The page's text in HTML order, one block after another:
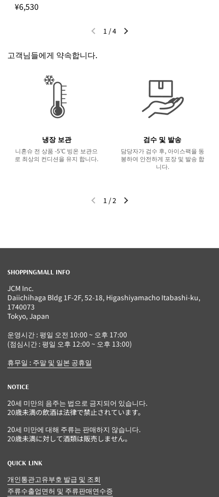
¥6,530
이전 슬라이드다음 슬라이드
1 /4
고객님들에게 약속합니다.
냉장 보관
니혼슈 전 상품 -5℃ 빙온 보관으
로 최상의 컨디션을 유지 합니다.
검수 및 발송
담당자가 검수 후, 아이스팩을 동
봉하여 안전하게 포장 및 발송 합
니다.
이전 슬라이드다음 슬라이드
1 /2
SHOPPINGMALL INFO
JCM Inc.
Daiichihaga Bldg 1F-2F, 52-18, Higashiyamacho Itabashi-ku,
1740073
Tokyo, Japan
운영시간 : 평일 오전 10:00 ~ 오후 17:00
(점심시간 : 평일 오후 12:00 ~ 오후 13:00)
휴무일 : 주말 및 일본 공휴일
NOTICE
20세 미만의 음주는 법으로 금지되어 있습니다.
20歳未満の飲酒は法律で禁止されています。
20세 미만에 대해 주류는 판매하지 않습니다.
20歳未満に対して酒類は販売しません。
QUICK LINK
개인통관고유부호 발급 및 조회
주류수출업면허 및 주류판매연수증